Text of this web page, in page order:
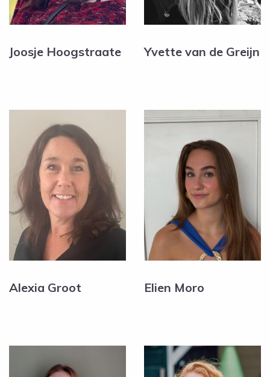
Joosje Hoogstraate Yvette van de Greijn
Alexia Groot Elien Moro